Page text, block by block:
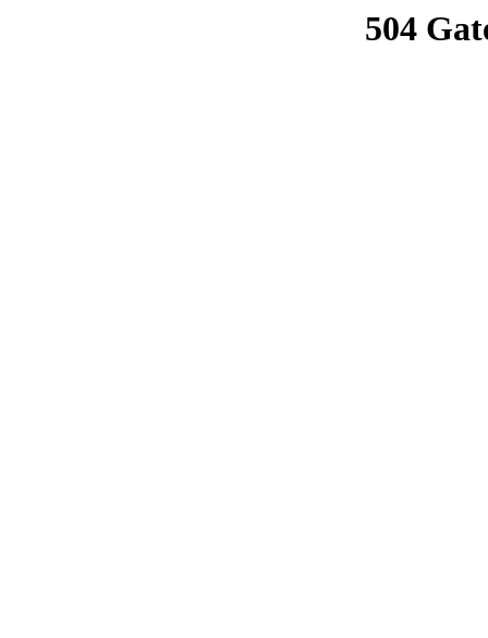
504